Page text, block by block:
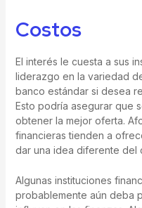
Costos
El interés le cuesta a sus
liderazgo en la variedad
banco estándar si desea
Esto podría asegurar que
obtener la mejor oferta.
financieras tienden a
dar una idea diferente del
Algunas instituciones
probablemente aún deba